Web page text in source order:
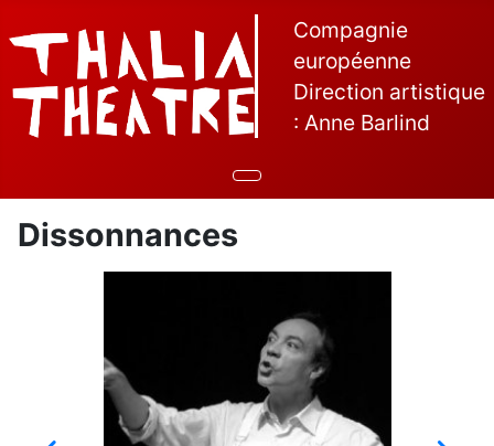
Compagnie
européenne
Direction artistique
: Anne Barlind
Dissonnances